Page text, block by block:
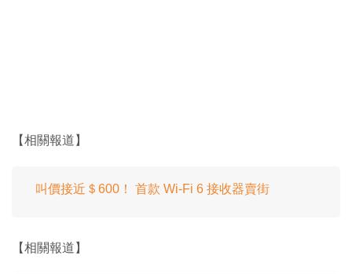
【相關報道】
叫價接近＄600！ 首款 Wi-Fi 6 接收器賣街
【相關報道】